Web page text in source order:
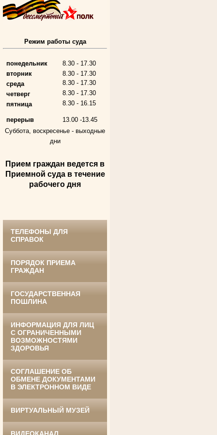
Алферьев Сергей Григорьевич
Участник Великой Отечественной войны
в период с 1954 по 1982 гг.
Андрющенкова Тамара Ивановна
Труженица тыла в годы
Великой Отечественной войны
Судья Белгородского областного суда
Ануприенко Иван Васильевич
Участник Великой Отечественной войны
Винник Евдокия Трофимовна
Великой Отечественной войны
суда
Режим работы суда
понедельник
8.30 - 17.30
вторник
8.30 - 17.30
среда
8.30 - 17.30
четверг
8.30 - 17.30
пятница
8.30 - 16.15
перерыв
13.00 -13.45
Суббота, воскресенье - выходные
дни
Прием граждан ведется в
Приемной суда в течение
рабочего дня
ТЕЛЕФОНЫ ДЛЯ
СПРАВОК
ПОРЯДОК ПРИЕМА
ГРАЖДАН
ГОСУДАРСТВЕННАЯ
ПОШЛИНА
ИНФОРМАЦИЯ ДЛЯ ЛИЦ
С ОГРАНИЧЕННЫМИ
ВОЗМОЖНОСТЯМИ
ЗДОРОВЬЯ
СОГЛАШЕНИЕ ОБ
ОБМЕНЕ ДОКУМЕНТАМИ
В ЭЛЕКТРОННОМ ВИДЕ
ВИРТУАЛЬНЫЙ МУЗЕЙ
ВИДЕОКАНАЛ